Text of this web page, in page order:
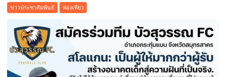
ปี
นี้
บุฟเฟต์
มื้อ
ข่าวประชาสัมพันธ์ ท่องเที่ยว